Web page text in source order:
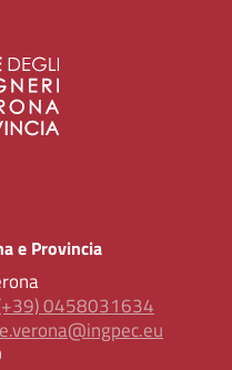
e Provincia
0458031634